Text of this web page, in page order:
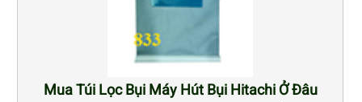
Mua Túi Lọc Bụi Máy Hút Bụi Hitachi Ở Đâu